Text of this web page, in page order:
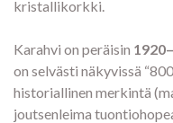
kristallikorkki.
Karahvi on peräisin
on selvästi näkyvissä
historiallinen merkintä
joutsenleima